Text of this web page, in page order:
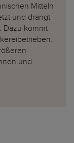
Mitteln
und drängt
Dazu kommt
und